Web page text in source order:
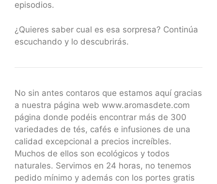
episodios.
¿Quieres saber cual es esa sorpresa? Continúa
escuchando y lo descubrirás.
No sin antes contaros que estamos aquí gracias
a nuestra página web www.aromasdete.com
página donde podéis encontrar más de 300
variedades de tés, cafés e infusiones de una
calidad excepcional a precios increíbles.
Muchos de ellos son ecológicos y todos
naturales. Servimos en 24 horas, no tenemos
pedido mínimo y además con los portes gratis